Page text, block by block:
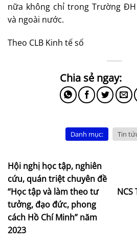
nữa không chỉ trong Trường
và ngoài nước.
Theo CLB Kinh tế số
Danh mục: Tin
Hội nghị học tập, nghiên
cứu, quán triệt chuyên đề
“Học tập và làm theo tư
tưởng, đạo đức, phong
cách Hồ Chí Minh” năm
2023